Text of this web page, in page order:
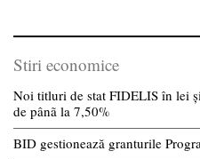
Stiri economice
Noi titluri de stat FIDELIS în lei
de pânã la 7,50%
BID gestionează granturile